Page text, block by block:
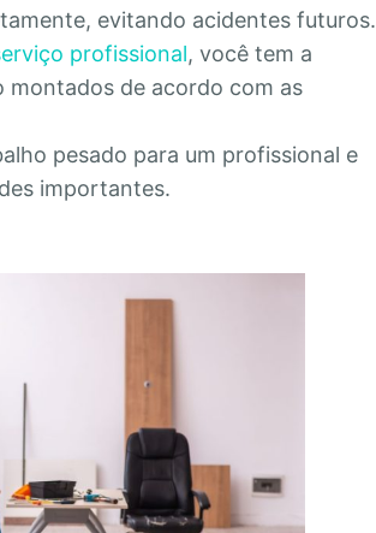
evitando acidentes futuros.
profissional, você tem a
montados de acordo com as
pesado para um profissional e
importantes.